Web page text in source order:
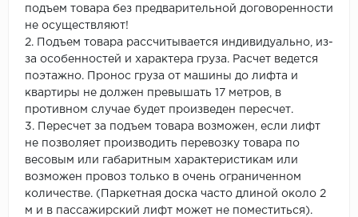
подъем товара без предварительной договоренности
не осуществляют!
2. Подъем товара рассчитывается индивидуально, из-
за особенностей и характера груза. Расчет ведется
поэтажно. Пронос груза от машины до лифта и
квартиры не должен превышать 17 метров, в
противном случае будет произведен пересчет.
3. Пересчет за подъем товара возможен, если лифт
не позволяет производить перевозку товара по
весовым или габаритным характеристикам или
возможен провоз только в очень ограниченном
количестве. (Паркетная доска часто длиной около 2
м и в пассажирский лифт может не поместиться).